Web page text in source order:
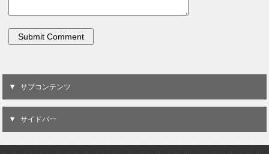
サブコンテンツ
サイドバー